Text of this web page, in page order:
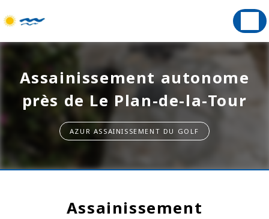
Assainissement autonome
près de Le Plan-de-la-Tour
AZUR ASSAINISSEMENT DU GOLF
Assainissement